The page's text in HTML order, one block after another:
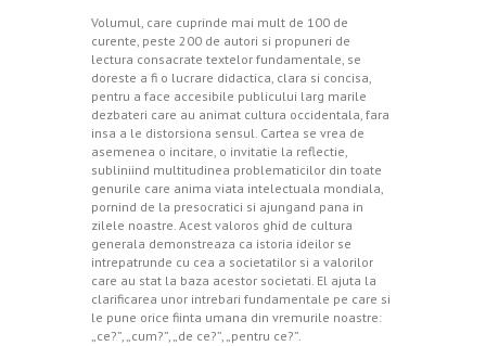
Volumul, care cuprinde mai mult de 100 de
curente, peste 200 de autori si propuneri de
lectura consacrate textelor fundamentale, se
doreste a fi o lucrare didactica, clara si concisa,
pentru a face accesibile publicului larg marile
dezbateri care au animat cultura occidentala, fara
insa a le distorsiona sensul. Cartea se vrea de
asemenea o incitare, o invitatie la reflectie,
subliniind multitudinea problematicilor din toate
genurile care anima viata intelectuala mondiala,
pornind de la presocratici si ajungand pana in
zilele noastre. Acest valoros ghid de cultura
generala demonstreaza ca istoria ideilor se
intrepatrunde cu cea a societatilor si a valorilor
care au stat la baza acestor societati. El ajuta la
clarificarea unor intrebari fundamentale pe care si
le pune orice fiinta umana din vremurile noastre:
„ce?”, „cum?”, „de ce?”, „pentru ce?”.